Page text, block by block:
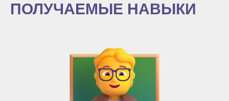
ПОЛУЧАЕМЫЕ НАВЫКИ